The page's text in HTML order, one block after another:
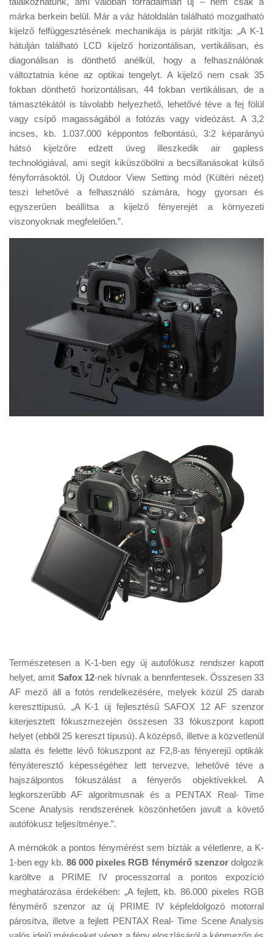
márka berkein belül. Már a váz hátoldalán található mozgatható
kijelző felfüggesztésének mechanikája is párját ritkítja: „A K-1
hátulján található LCD kijelző horizontálisan, vertikálisan, és
diagonálisan is dönthető anélkül, hogy a felhasználónak
változtatnia kéne az optikai tengelyt. A kijelző nem csak 35
fokban dönthető horizontálisan, 44 fokban vertikálisan, de a
támasztékától is távolabb helyezhető, lehetővé téve a fej fölül
vagy csípő magasságából a fotózás vagy videózást. A 3,2
incses, kb. 1.037.000 képpontos felbontású, 3:2 képarányú
hátsó kijelzőre edzett üveg illeszkedik air gapless
technológiával, ami segít kiküszöbölni a becsillanásokat külső
fényforrásoktól. Új Outdoor View Setting mód (Kültéri nézet)
teszi lehetővé a felhasználó számára, hogy gyorsan és
egyszerűen beállítsa a kijelző fényerejét a környezeti
viszonyoknak megfelelően.”.
Természetesen a K-1-ben egy új autofókusz rendszer kapott
helyet, amit Safox 12-nek hívnak a bennfentesek. Összesen 33
AF mező áll a fotós rendelkezésére, melyek közül 25 darab
kereszttípusú. „A K-1 új fejlesztésű SAFOX 12 AF szenzor
kiterjesztett fókuszmezején összesen 33 fókuszpont kapott
helyet (ebből 25 kereszt típusú). A középső, illetve a közvetlenül
alatta és felette lévő fókuszpont az F2,8-as fényerejű optikák
fényáteresztő képességéhez lett tervezve, lehetővé téve a
hajszálpontos fókuszálást a fényerős objektívekkel. A
legkorszerűbb AF algoritmusnak és a PENTAX Real- Time
Scene Analysis rendszerének köszönhetően javult a követő
autófókusz teljesítménye.”.
A mérnökök a pontos fénymérést sem bízták a véletlenre, a K-
1-ben egy kb. 86 000 pixeles RGB fénymérő szenzordolgozik
karöltve a PRIME IV processzorral a pontos expozíció
meghatározása érdekében: „A fejlett, kb. 86.000 pixeles RGB
fénymérő szenzor az új PRIME IV képfeldolgozó motorral
párosítva, illetve a fejlett PENTAX Real- Time Scene Analysis